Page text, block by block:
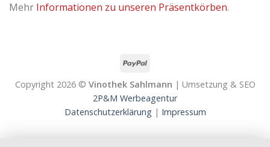
Mehr Informationen zu unseren Präsentkörben.
Copyright 2026 © Vinothek Sahlmann | Umsetzung & SEO
2P&M Werbeagentur
Datenschutzerklärung | Impressum